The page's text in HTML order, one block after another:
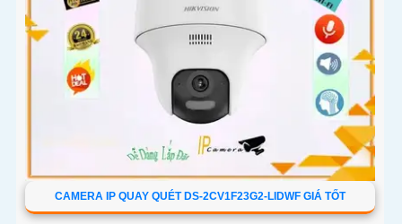
CAMERA IP QUAY QUÉT DS-2CV1F23G2-LIDWF GIÁ TỐT